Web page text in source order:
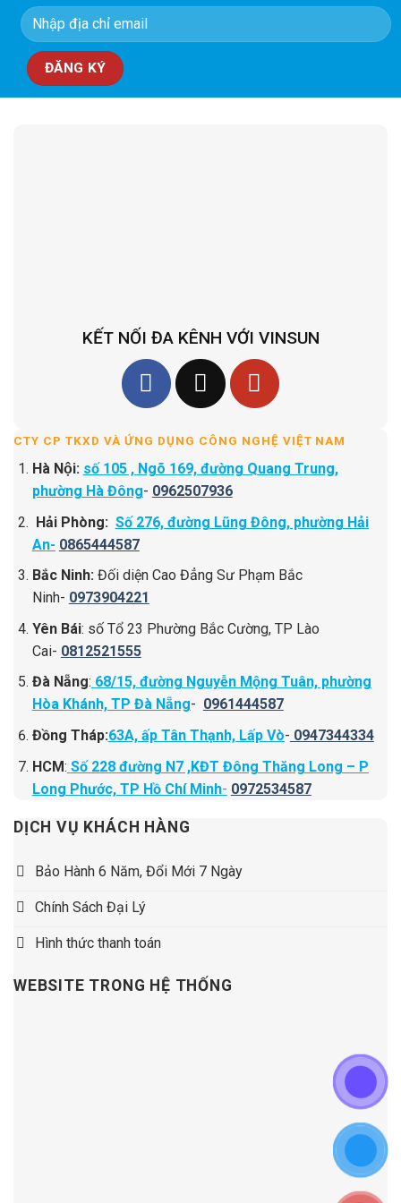
KẾT NỐI ĐA KÊNH VỚI VINSUN
CTY CP TKXD VÀ ỨNG DỤNG CÔNG NGHỆ VIỆT NAM
Hà Nội: số 105 , Ngõ 169, đường Quang Trung,
phường Hà Đông- 0962507936
Hải Phòng: Số 276, đường Lũng Đông, phường Hải
An- 0865444587
Bắc Ninh: Đối diện Cao Đẳng Sư Phạm Bắc
Ninh- 0973904221
Yên Bái: số Tổ 23 Phường Bắc Cường, TP Lào
Cai- 0812521555
Đà Nẵng: 68/15, đường Nguyễn Mộng Tuân, phường
Hòa Khánh, TP Đà Nẵng- 0961444587
Đồng Tháp:63A, ấp Tân Thạnh, Lấp Vò- 0947344334
HCM: Số 228 đường N7 ,KĐT Đông Thăng Long – P
Long Phước, TP Hồ Chí Minh- 0972534587
DỊCH VỤ KHÁCH HÀNG
Bảo Hành 6 Năm, Đổi Mới 7 Ngày
Chính Sách Đại Lý
Hình thức thanh toán
WEBSITE TRONG HỆ THỐNG